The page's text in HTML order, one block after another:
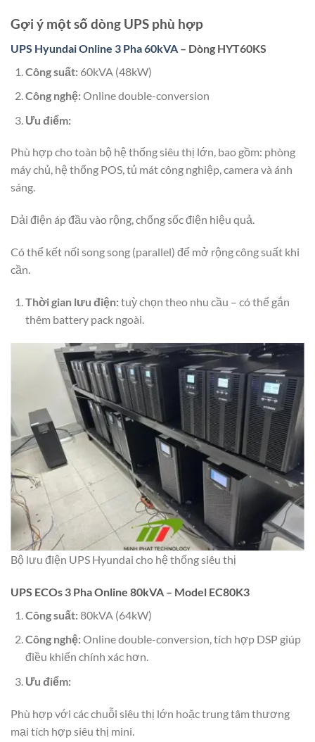
Gợi ý một số dòng UPS phù hợp
UPS Hyundai Online 3 Pha 60kVA – Dòng HYT60KS
Công suất:60kVA (48kW)
Công nghệ:Online double-conversion
Ưu điểm:
Phù hợp cho toàn bộ hệ thống siêu thị lớn, bao gồm: phòng
máy chủ, hệ thống POS, tủ mát công nghiệp, camera và ánh
sáng.
Dải điện áp đầu vào rộng, chống sốc điện hiệu quả.
Có thể kết nối song song (parallel) để mở rộng công suất khi
cần.
Thời gian lưu điện:tuỳ chọn theo nhu cầu – có thể gắn
thêm battery pack ngoài.
Bộ lưu điện UPS Hyundai cho hệ thống siêu thị
UPS ECOs 3 Pha Online 80kVA – Model EC80K3
Công suất:80kVA (64kW)
Công nghệ:Online double-conversion, tích hợp DSP giúp
điều khiển chính xác hơn.
Ưu điểm:
Phù hợp với các chuỗi siêu thị lớn hoặc trung tâm thương
mại tích hợp siêu thị mini.